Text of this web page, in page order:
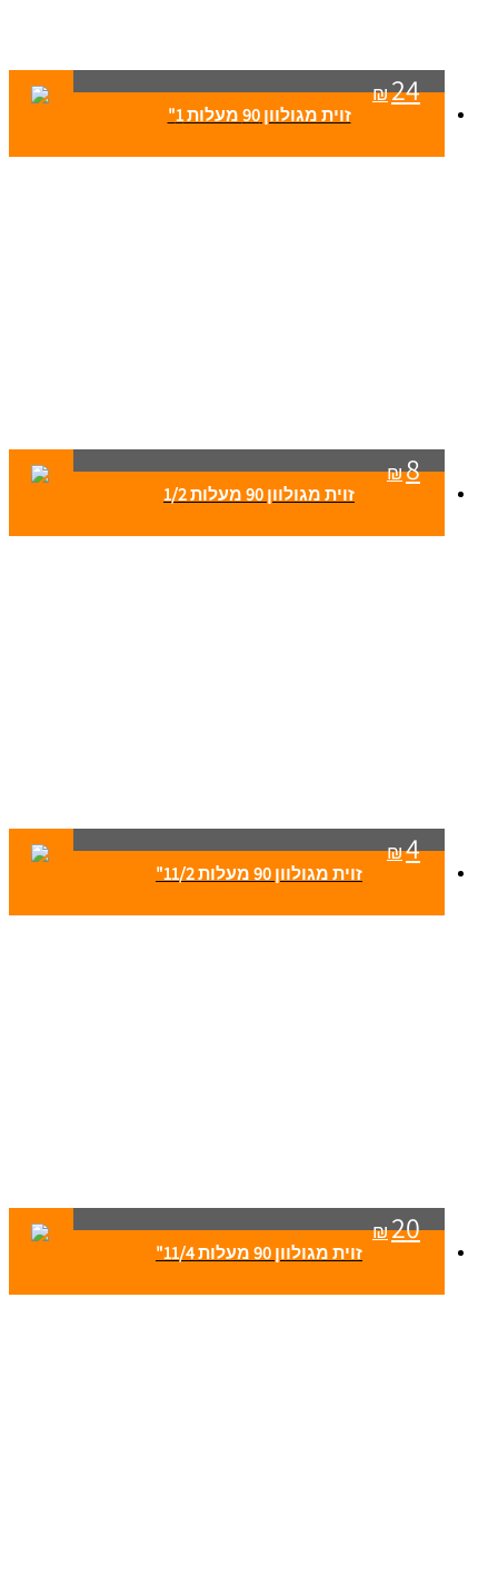
₪24
זוית מגולוון 90 מעלות 1"
₪8
זוית מגולוון 90 מעלות 1/2
₪4
זוית מגולוון 90 מעלות 11/2"
₪20
זוית מגולוון 90 מעלות 11/4"